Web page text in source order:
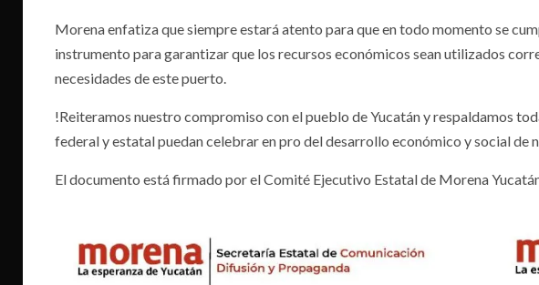
Morena enfatiza que siempre estará atento para que en todo momento se
instrumento para garantizar que los recursos económicos sean utilizados
necesidades de este puerto.
!Reiteramos nuestro compromiso con el pueblo de Yucatán y respaldamos
federal y estatal puedan celebrar en pro del desarrollo económico y social de
El documento está firmado por el Comité Ejecutivo Estatal de Morena